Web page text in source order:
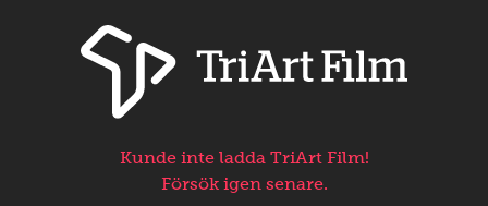
Kunde inte ladda TriArt Film!
Försök igen senare.